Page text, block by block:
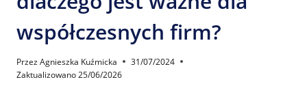
współczesnych firm?
PrzezAgnieszka Kuźmicka
31/07/2024
Zaktualizowano25/06/2026